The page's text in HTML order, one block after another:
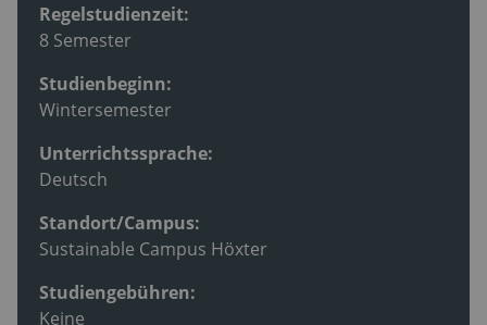
Regelstudienzeit:
8 Semester
Studienbeginn:
Wintersemester
Unterrichtssprache:
Deutsch
Standort/Campus:
Sustainable Campus Höxter
Studiengebühren:
Keine